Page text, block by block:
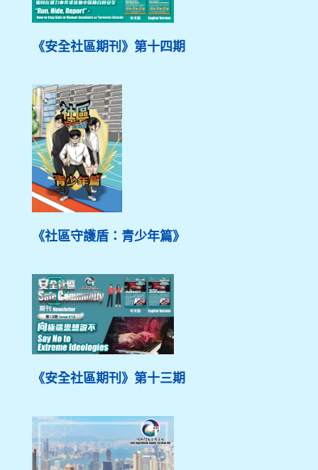
《安全社區期刊》第十四期
《社區守護盾：青少年篇》
《安全社區期刊》第十三期